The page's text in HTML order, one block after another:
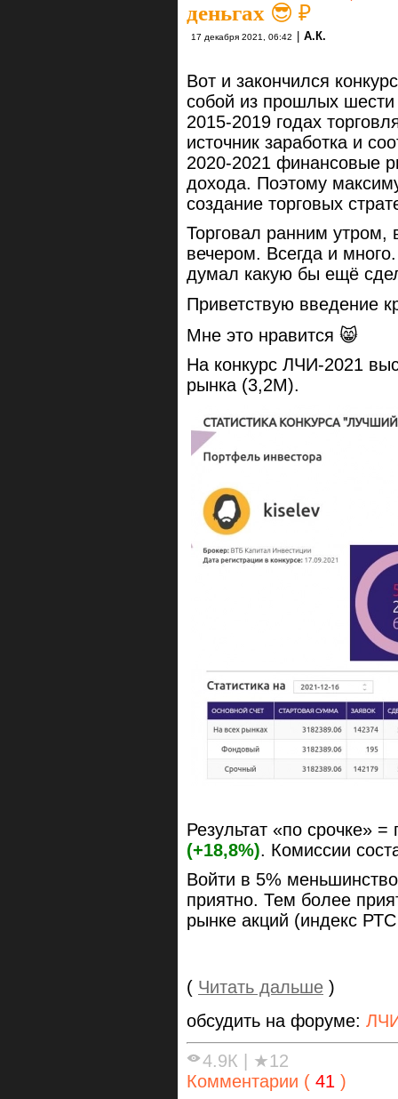
деньгах 😎 ₽
17 декабря 2021, 06:42 А.К.
Вот и закончился
собой из прошлых
2015-2019 годах
источник заработка и
2020-2021 финансовые
дохода. Поэтому
создание торговых
Торговал ранним
вечером. Всегда и
думал какую бы ещё
Приветствую введение
Мне это нравится 😸
На конкурс ЛЧИ-2021
рынка (3,2М).
Результат «по срочке»
(+18,8%). Комиссии
Войти в 5%
приятно. Тем более
рынке акций (индекс
( Читать дальше )
обсудить на форуме:
4.9К
★12
Комментарии ( 41 )